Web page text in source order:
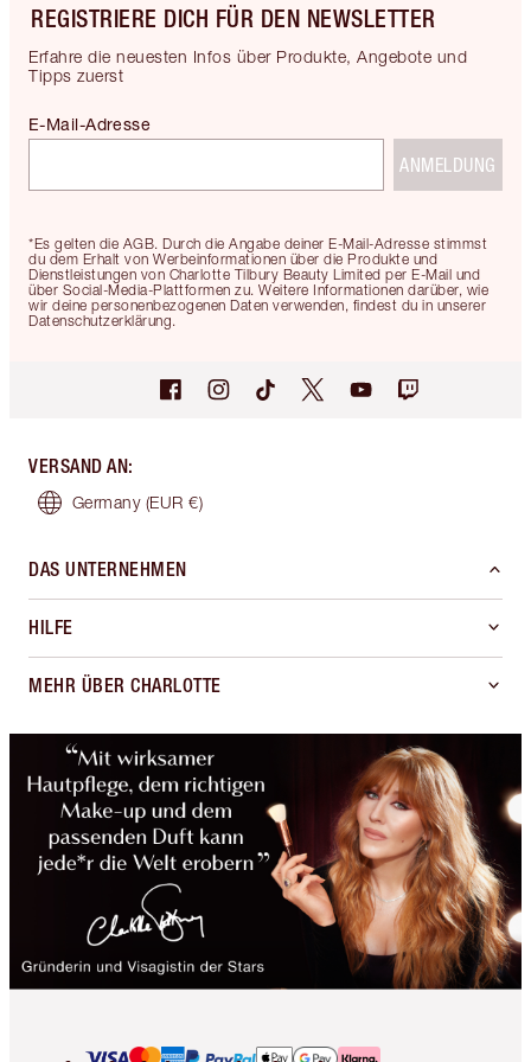
REGISTRIERE DICH FÜR DEN NEWSLETTER
Erfahre die neuesten Infos über Produkte, Angebote und
Tipps zuerst
*Es gelten die AGB. Durch die Angabe deiner E-Mail-Adresse stimmst
du dem Erhalt von Werbeinformationen über die Produkte und
Dienstleistungen von Charlotte Tilbury Beauty Limited per E-Mail und
über Social-Media-Plattformen zu. Weitere Informationen darüber, wie
wir deine personenbezogenen Daten verwenden, findest du in unserer
Datenschutzerklärung.
E-Mail-Adresse
ANMELDUNG
VERSAND AN:
Germany (EUR €)
DAS UNTERNEHMEN
HILFE
MEHR ÜBER CHARLOTTE